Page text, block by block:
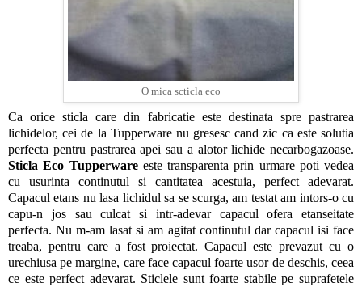
O mica scticla eco
Ca orice sticla care din fabricatie este destinata spre pastrarea
lichidelor, cei de la Tupperware nu gresesc cand zic ca este solutia
perfecta pentru pastrarea apei sau a alotor lichide necarbogazoase.
Sticla Eco Tupperwareeste transparenta prin urmare poti vedea
cu usurinta continutul si cantitatea acestuia, perfect adevarat.
Capacul etans nu lasa lichidul sa se scurga, am testat am intors-o cu
capu-n jos sau culcat si intr-adevar capacul ofera etanseitate
perfecta. Nu m-am lasat si am agitat continutul dar capacul isi face
treaba, pentru care a fost proiectat. Capacul este prevazut cu o
urechiusa pe margine, care face capacul foarte usor de deschis, ceea
ce este perfect adevarat. Sticlele sunt foarte stabile pe suprafetele